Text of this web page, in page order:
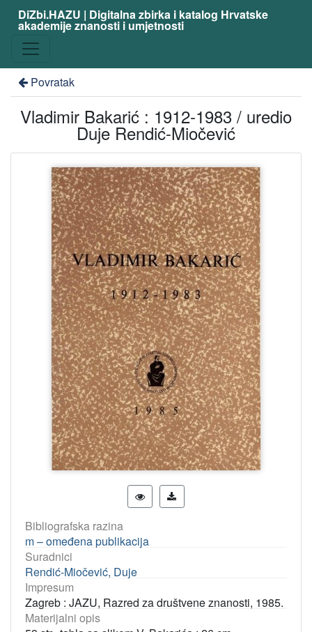
DiZbi.HAZU | Digitalna zbirka i katalog Hrvatske
akademije znanosti i umjetnosti
Povratak
Vladimir Bakarić : 1912-1983 / uredio
Duje Rendić-Miočević
Bibliografska razina
m – omeđena publikacija
Suradnici
Rendić-Miočević, Duje
Impresum
Zagreb : JAZU, Razred za društvene znanosti, 1985.
Materijalni opis